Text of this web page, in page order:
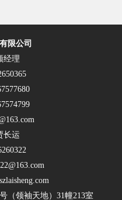
限公司
经理
长运
（领袖天地）31幢213室